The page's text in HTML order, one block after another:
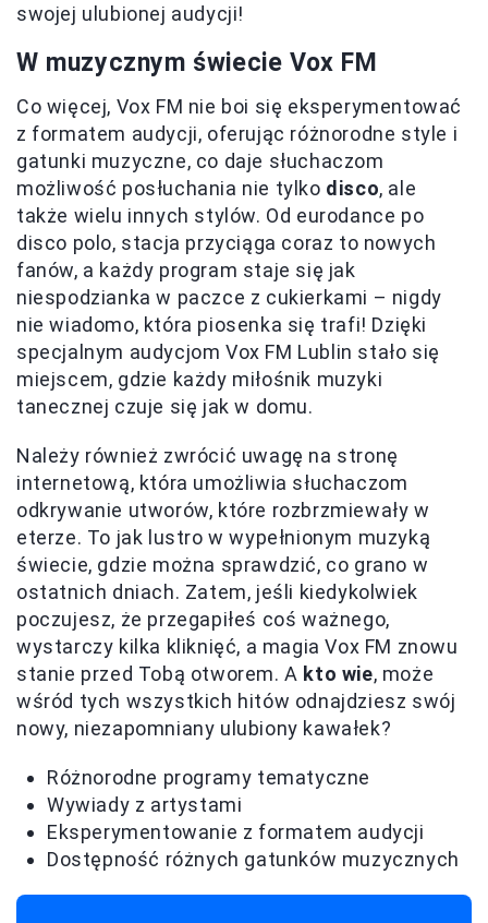
swojej ulubionej audycji!
W muzycznym świecie Vox FM
Co więcej, Vox FM nie boi się eksperymentować
z formatem audycji, oferując różnorodne style i
gatunki muzyczne, co daje słuchaczom
możliwość posłuchania nie tylko disco, ale
także wielu innych stylów. Od eurodance po
disco polo, stacja przyciąga coraz to nowych
fanów, a każdy program staje się jak
niespodzianka w paczce z cukierkami – nigdy
nie wiadomo, która piosenka się trafi! Dzięki
specjalnym audycjom Vox FM Lublin stało się
miejscem, gdzie każdy miłośnik muzyki
tanecznej czuje się jak w domu.
Należy również zwrócić uwagę na stronę
internetową, która umożliwia słuchaczom
odkrywanie utworów, które rozbrzmiewały w
eterze. To jak lustro w wypełnionym muzyką
świecie, gdzie można sprawdzić, co grano w
ostatnich dniach. Zatem, jeśli kiedykolwiek
poczujesz, że przegapiłeś coś ważnego,
wystarczy kilka kliknięć, a magia Vox FM znowu
stanie przed Tobą otworem. A kto wie, może
wśród tych wszystkich hitów odnajdziesz swój
nowy, niezapomniany ulubiony kawałek?
Różnorodne programy tematyczne
Wywiady z artystami
Eksperymentowanie z formatem audycji
Dostępność różnych gatunków muzycznych